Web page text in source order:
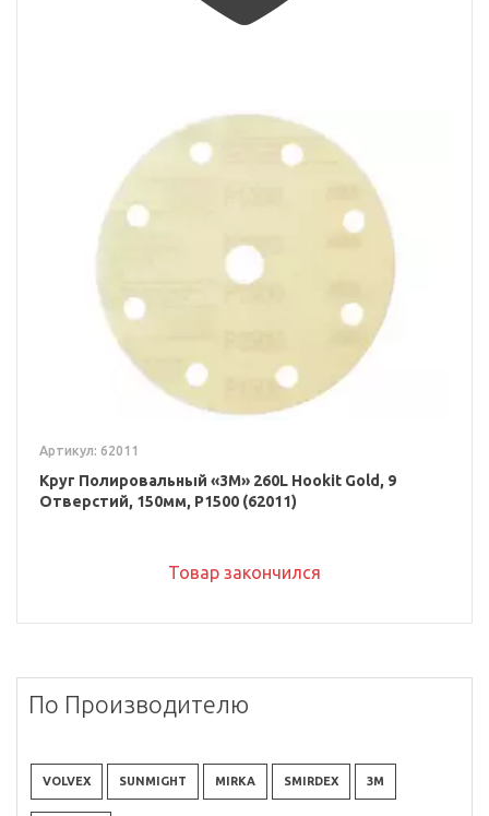
Артикул: 62011
Круг Полировальный «3M» 260L Hookit Gold, 9
Отверстий, 150мм, P1500 (62011)
Товар закончился
По Производителю
VOLVEX SUNMIGHT MIRKA SMIRDEX 3M